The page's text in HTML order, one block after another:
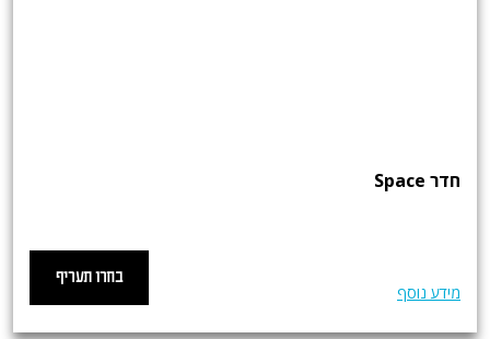
חדר Space
מידע נוסף
בחרו תעריף